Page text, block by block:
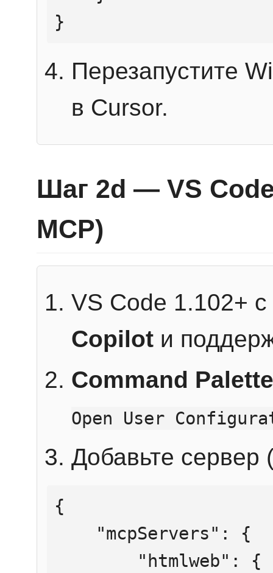
}
Перезапустите
в Cursor.
Шаг 2d — VS
MCP)
VS Code 1.102+
Copilot и
Command Palette
Open User
Добавьте сервер
{